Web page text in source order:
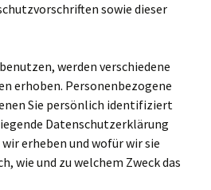
sowie dieser
werden verschiedene
erhoben. Personenbezogene
Sie persönlich identifiziert
Datenschutzerklärung
erheben und wofür wir sie
wie und zu welchem Zweck das